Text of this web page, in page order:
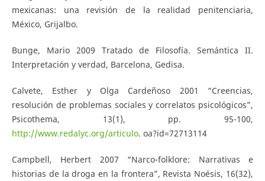
mexicanas: una revisión de la realidad penitenciaria,
México, Grijalbo.
Bunge, Mario 2009 Tratado de Filosofía. Semántica II.
Interpretación y verdad, Barcelona, Gedisa.
Calvete, Esther y Olga Cardeñoso 2001 “Creencias,
resolución de problemas sociales y correlatos psicológicos”,
Psicothema, 13(1), pp. 95-100,
http://www.redalyc.org/articulo. oa?id=72713114
Campbell, Herbert 2007 “Narco-folklore: Narrativas e
historias de la droga en la frontera”, Revista Noésis, 16(32),